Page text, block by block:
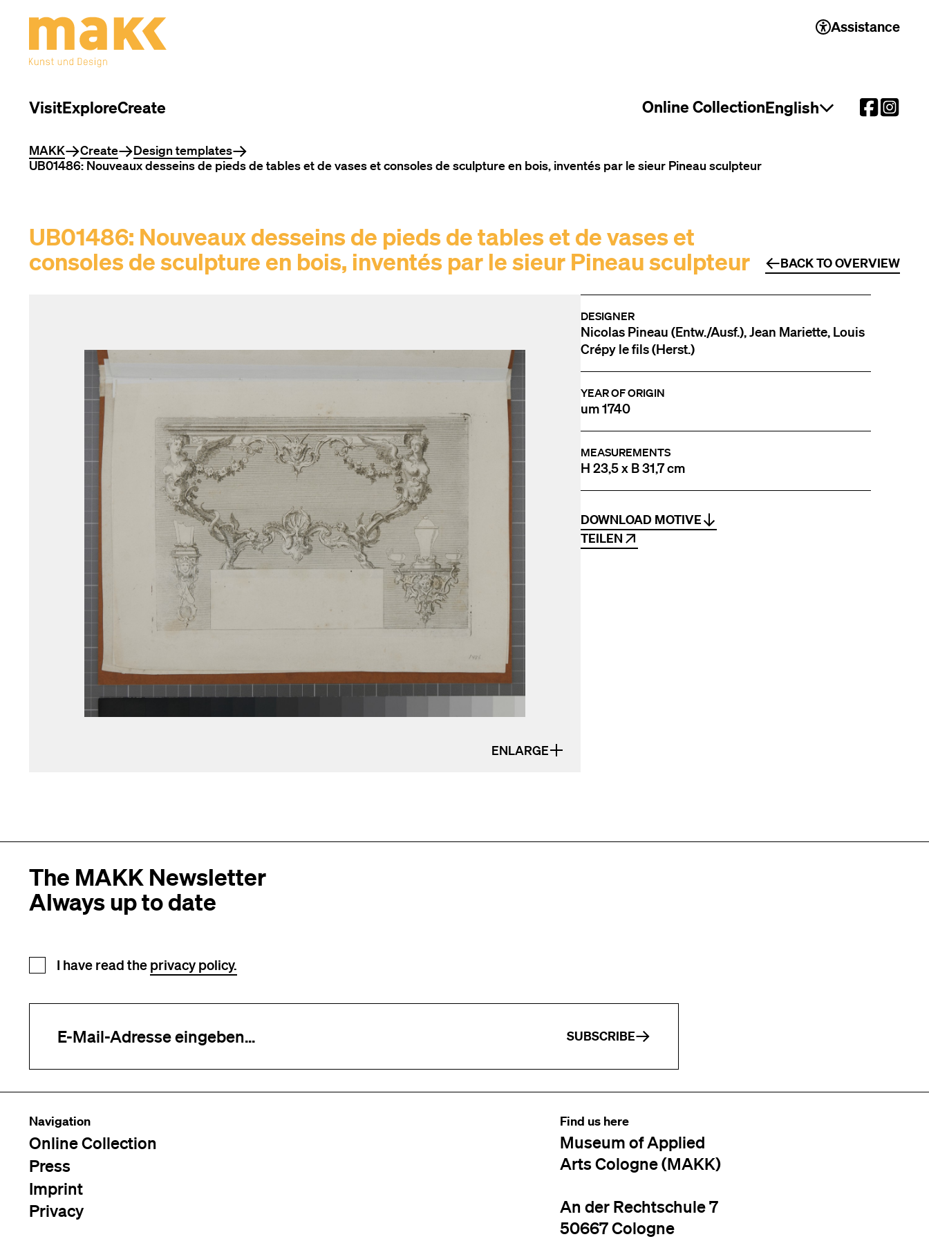
Assistance
VisitExploreCreate Online CollectionOpen language
English
You are here
MAKK Create
Design templates
UB01486: Nouveaux desseins de pieds de tables et de vases et consoles de sculpture en bois, inventés par le sieur Pineau sculpteur
UB01486: Nouveaux desseins de pieds de tables et de vases et
consoles de sculpture en bois, inventés par le sieur Pineau sculpteur
BACK TO OVERVIEW
ENLARGE
DESIGNER
Nicolas Pineau (Entw./Ausf.), Jean Mariette, Louis
Crépy le fils (Herst.)
YEAR OF ORIGIN
um 1740
MEASUREMENTS
H 23,5 x B 31,7 cm
DOWNLOAD MOTIVE
TEILEN
The MAKK Newsletter
Always up to date
Newsletter registration
I have read the privacy policy.
SUBSCRIBE
Navigation
Online Collection
Press
Imprint
Privacy
Find us here
Museum of Applied
Arts Cologne (MAKK)
An der Rechtschule 7
50667 Cologne